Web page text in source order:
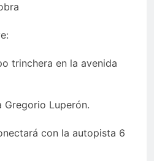
trinchera en la avenida
Gregorio Luperón.
con la autopista 6